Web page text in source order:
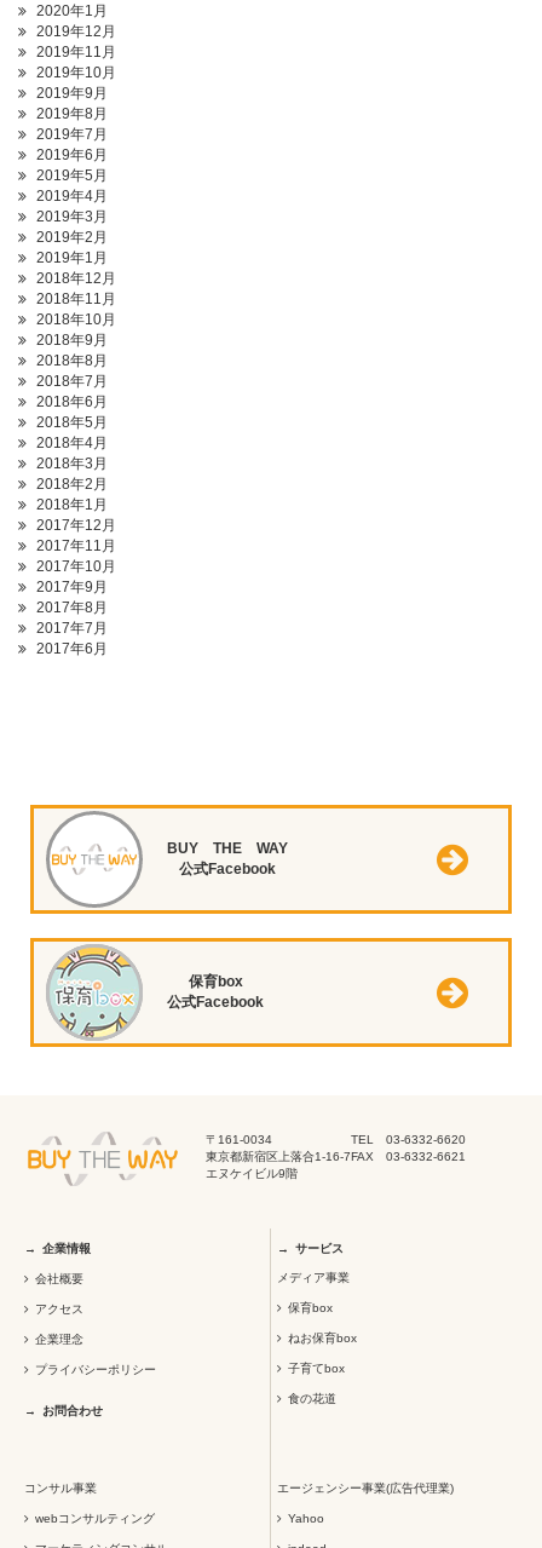
2020年1月
2019年12月
2019年11月
2019年10月
2019年9月
2019年8月
2019年7月
2019年6月
2019年5月
2019年4月
2019年3月
2019年2月
2019年1月
2018年12月
2018年11月
2018年10月
2018年9月
2018年8月
2018年7月
2018年6月
2018年5月
2018年4月
2018年3月
2018年2月
2018年1月
2017年12月
2017年11月
2017年10月
2017年9月
2017年8月
2017年7月
2017年6月
BUY THE WAY
公式Facebook
保育box
公式Facebook
〒161-0034
東京都新宿区上落合1-16-7
エヌケイビル9階
TEL 03-6332-6620
FAX 03-6332-6621
企業情報
会社概要
アクセス
企業理念
プライバシーポリシー
お問合わせ
サービス
メディア事業
保育box
ねお保育box
子育てbox
食の花道
コンサル事業
webコンサルティング
エージェンシー事業(広告代理業)
Yahoo